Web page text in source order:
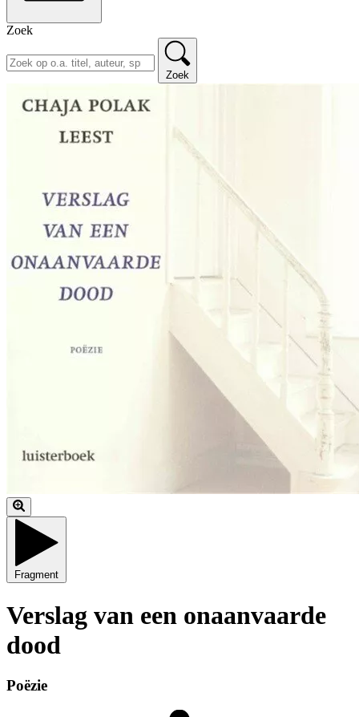
Zoek
Zoek
Fragment
Verslag van een onaanvaarde
dood
Poëzie